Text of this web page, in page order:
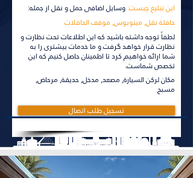
این تبلیغ چیست:وسایل اضافی حمل و نقل از جمله:
حافلة نقل, مينوبوس, موقف الحافلات
لطفاً توجه داشته باشید که این اطلاعات تحت نظارت و
نظارت قرار خواهد گرفت و ما خدمات بیشتری را به
شما ارائه خواهیم کرد تا اطمینان حاصل کنیم که این
تخصص شماست.
مكان لركن السيارة, مصعد, مدخل, حديقة, مرحاض,
مسبح
تسجيل طلب اتصال